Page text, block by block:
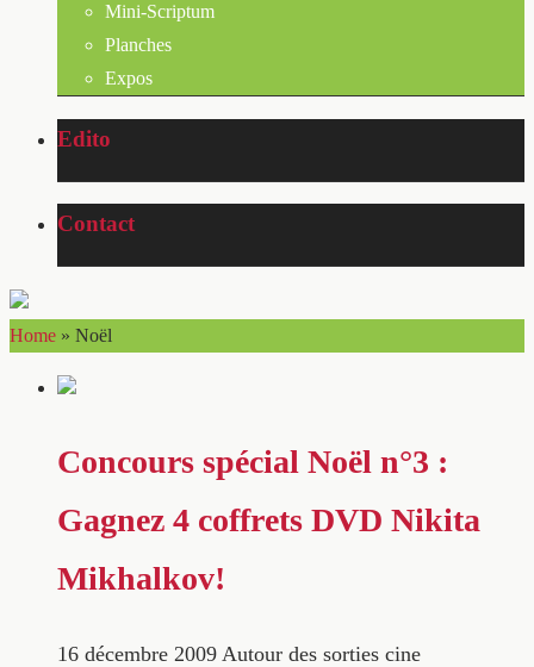
Mini-Scriptum
Planches
Expos
Edito
Contact
Home » Noël
Concours spécial Noël n°3 :
Gagnez 4 coffrets DVD Nikita
Mikhalkov!
16 décembre 2009 Autour des sorties cine